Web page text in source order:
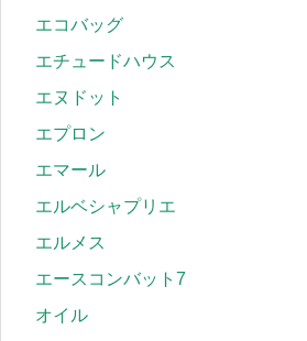
エコバッグ
エチュードハウス
エヌドット
エプロン
エマール
エルベシャプリエ
エルメス
エースコンバット7
オイル